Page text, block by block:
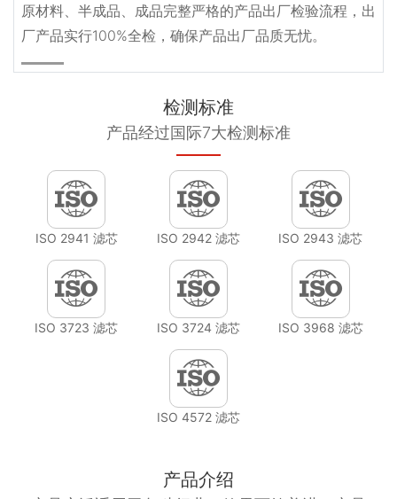
原材料、半成品、成品完整严格的产品出厂检验流程，出
厂产品实行100%全检，确保产品出厂品质无忧。
检测标准
产品经过国际7大检测标准
ISO 2941 滤芯 ISO 2942 滤芯 ISO 2943 滤芯
ISO 3723 滤芯 ISO 3724 滤芯 ISO 3968 滤芯
ISO 4572 滤芯
产品介绍